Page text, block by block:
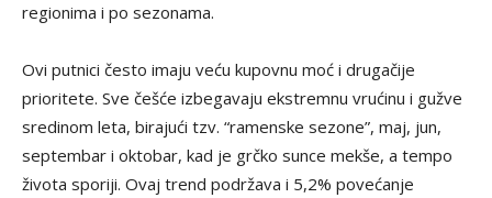
regionima i po sezonama.
Ovi putnici često imaju veću kupovnu moć i drugačije
prioritete. Sve češće izbegavaju ekstremnu vrućinu i gužve
sredinom leta, birajući tzv. “ramenske sezone”, maj, jun,
septembar i oktobar, kad je grčko sunce mekše, a tempo
života sporiji. Ovaj trend podržava i 5,2% povećanje